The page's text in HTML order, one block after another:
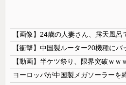
【動画】半ケツ祭り、限界突破ｗｗ
ヨーロッパが中国製メガソーラーを